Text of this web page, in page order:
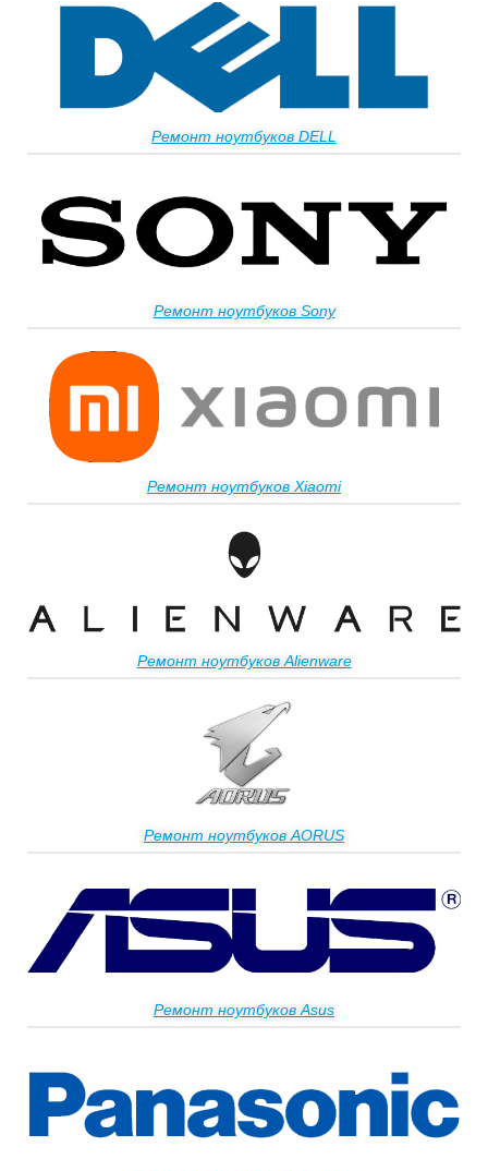
Ремонт ноутбуков DELL
Ремонт ноутбуков Sony
Ремонт ноутбуков Xiaomi
Ремонт ноутбуков Alienware
Ремонт ноутбуков AORUS
Ремонт ноутбуков Asus